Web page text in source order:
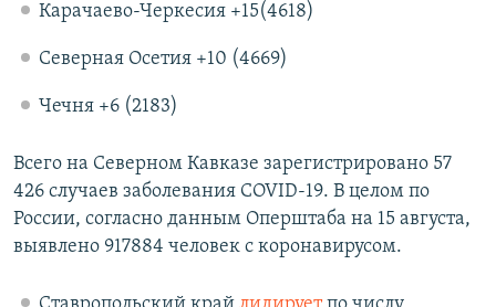
Карачаево-Черкесия +15(4618)​
Северная Осетия +10 (4669)
​Чечня +6 (2183)
Всего на Северном Кавказе зарегистрировано 57
426 случаев заболевания COVID-19. В целом по
России, согласно данным Оперштаба на 15 августа,
выявлено 917884 человек с коронавирусом.​